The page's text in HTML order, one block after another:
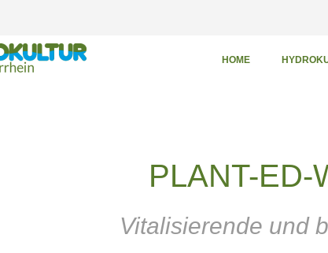
HOME
PLANT-
Vitalisierende und